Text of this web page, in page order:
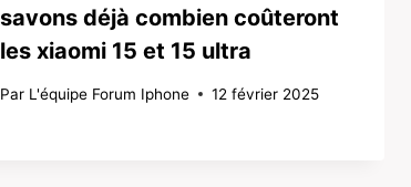
savons déjà combien coûteront
les xiaomi 15 et 15 ultra
Par L'équipe Forum Iphone 12 février 2025